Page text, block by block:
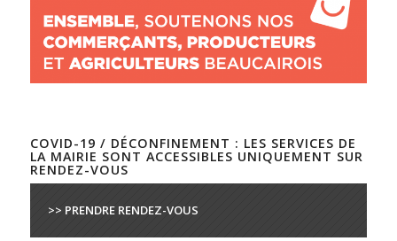
COVID-19 / DÉCONFINEMENT : LES SERVICES DE
LA MAIRIE SONT ACCESSIBLES UNIQUEMENT SUR
RENDEZ-VOUS
>> PRENDRE RENDEZ-VOUS